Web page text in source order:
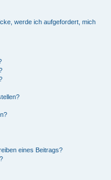
werde ich aufgefordert, mich
eines Beitrags?